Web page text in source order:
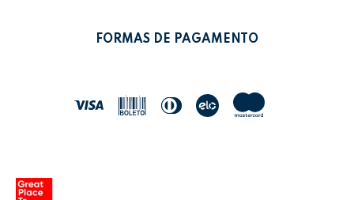
POLÍTICA DE TROCAS
FORMAS DE PAGAMENTO